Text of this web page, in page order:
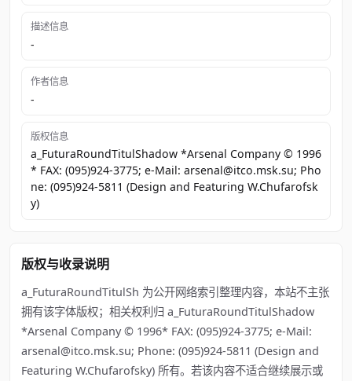
描述信息
-
作者信息
-
版权信息
a_FuturaRoundTitulShadow *Arsenal Company © 1996
* FAX: (095)924-3775; e-Mail: arsenal@itco.msk.su; Pho
ne: (095)924-5811 (Design and Featuring W.Chufarofsk
y)
版权与收录说明
a_FuturaRoundTitulSh 为公开网络索引整理内容，本站不主张
拥有该字体版权；相关权利归 a_FuturaRoundTitulShadow
*Arsenal Company © 1996* FAX: (095)924-3775; e-Mail:
arsenal@itco.msk.su; Phone: (095)924-5811 (Design and
Featuring W.Chufarofsky) 所有。若该内容不适合继续展示或